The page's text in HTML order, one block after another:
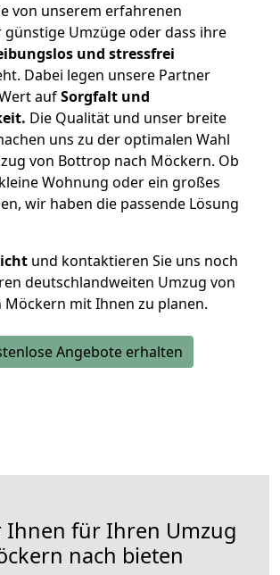
von unserem erfahrenen
Umzüge oder dass ihre
und stressfrei
Dabei legen unsere Partner
aufSorgfalt und
Die Qualität und unser breite
uns zu der optimalen Wahl
von Bottrop nach Möckern. Ob
Wohnung oder ein großes
wir haben die passende Lösung
und kontaktieren Sie uns noch
deutschlandweiten Umzug von
mit Ihnen zu planen.
Angebote erhalten
Ihnen für Ihren Umzug
nach bieten